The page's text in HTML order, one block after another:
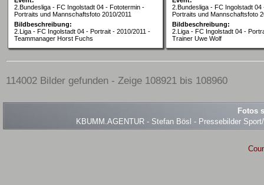
2.Bundesliga - FC Ingolstadt 04 - Fototermin -
Portraits und Mannschaftsfoto 2010/2011
Bildbeschreibung:
2.Liga - FC Ingolstadt 04 - Portrait - 2010/2011 -
Teammanager Horst Fuchs
2.Bundesliga - FC Ingolstadt 04
Portraits und Mannschaftsfoto
Bildbeschreibung:
2.Liga - FC Ingolstadt 04 -
Trainer Uwe Wolf
114002 Bilder gefunden - Zeige 108921 bis 108960
Fotos
KBUMM.AGENTUR - Stefan Bösl - Pressebilder